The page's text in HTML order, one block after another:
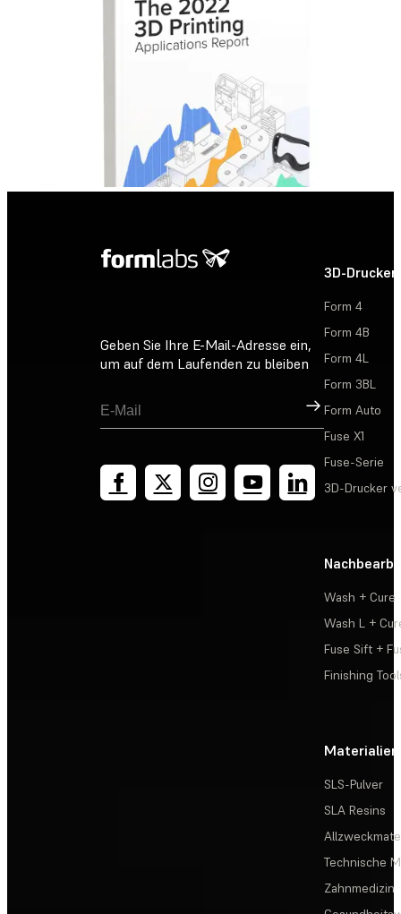
Geben Sie Ihre E-Mail-Adresse ein,
um auf dem Laufenden zu bleiben
Registrieren
3D-Drucker
Form 4
Form 4B
Form 4L
Form 3BL
Form Auto
Fuse X1
Fuse-Serie
3D-Drucker
Wash + Cure
Wash L +
Fuse Sift +
Finishing
Materialien
SLS-Pulver
SLA Resins
Technische
Zahnmedizin